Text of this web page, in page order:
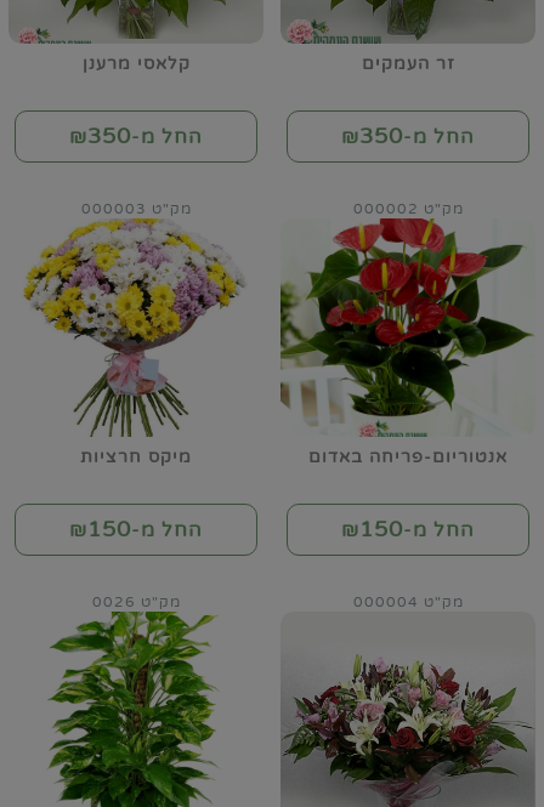
זר העמקים
החל מ-₪350
קלאסי מרענן
החל מ-₪350
אנטוריום-פריחה באדום
מק"ט 000002
החל מ-₪150
מיקס חרציות
מק"ט 000003
החל מ-₪150
מק"ט 000004 מק"ט 0026